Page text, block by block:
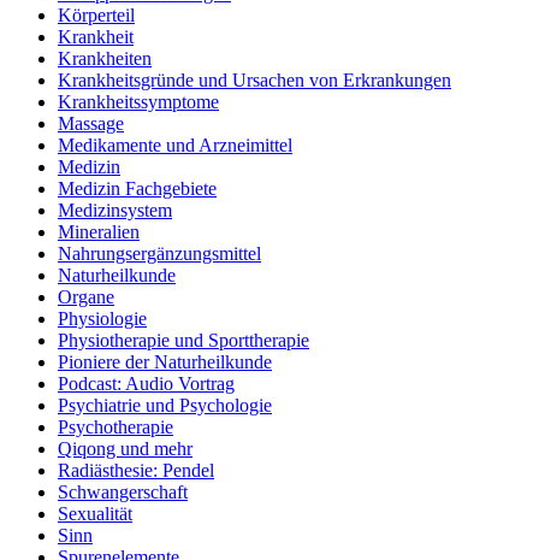
Körperteil
Krankheit
Krankheiten
Krankheitsgründe und Ursachen von Erkrankungen
Krankheitssymptome
Massage
Medikamente und Arzneimittel
Medizin
Medizin Fachgebiete
Medizinsystem
Mineralien
Nahrungsergänzungsmittel
Naturheilkunde
Organe
Physiologie
Physiotherapie und Sporttherapie
Pioniere der Naturheilkunde
Podcast: Audio Vortrag
Psychiatrie und Psychologie
Psychotherapie
Qiqong und mehr
Radiästhesie: Pendel
Schwangerschaft
Sexualität
Sinn